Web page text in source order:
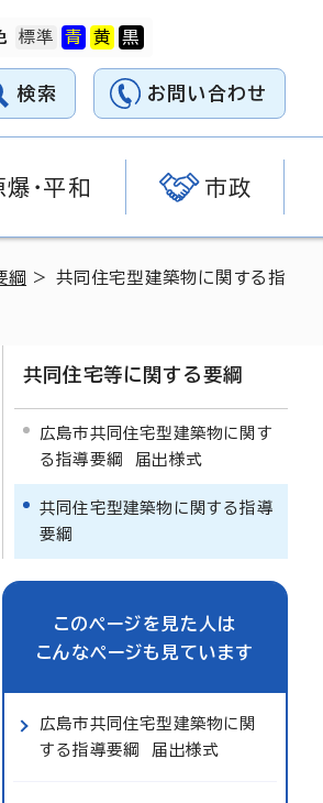
検索 お問い合わせ
爆・平和 市政
綱
> 共同住宅型建築物に関する指
共同住宅等に関する要綱
広島市共同住宅型建築物に関す
る指導要綱 届出様式
共同住宅型建築物に関する指導
要綱
このページを見た人は
こんなページも見ています
広島市共同住宅型建築物に関
する指導要綱 届出様式